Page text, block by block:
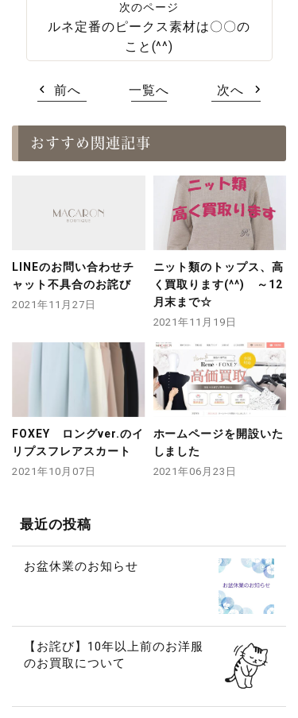
ルネ定番のピークス素材は〇〇の
こと(^^)
前へ 一覧へ 次へ
おすすめ関連記事
LINEのお問い合わせチ
ャット不具合のお詫び
2021年11月27日
ニット類のトップス、高
く買取ります(^^) ～12
月末まで☆
2021年11月19日
FOXEY ロングver.のイ
リプスフレアスカート
2021年10月07日
ホームページを開設いた
しました
2021年06月23日
最近の投稿
お盆休業のお知らせ
【お詫び】10年以上前のお洋服
のお買取について